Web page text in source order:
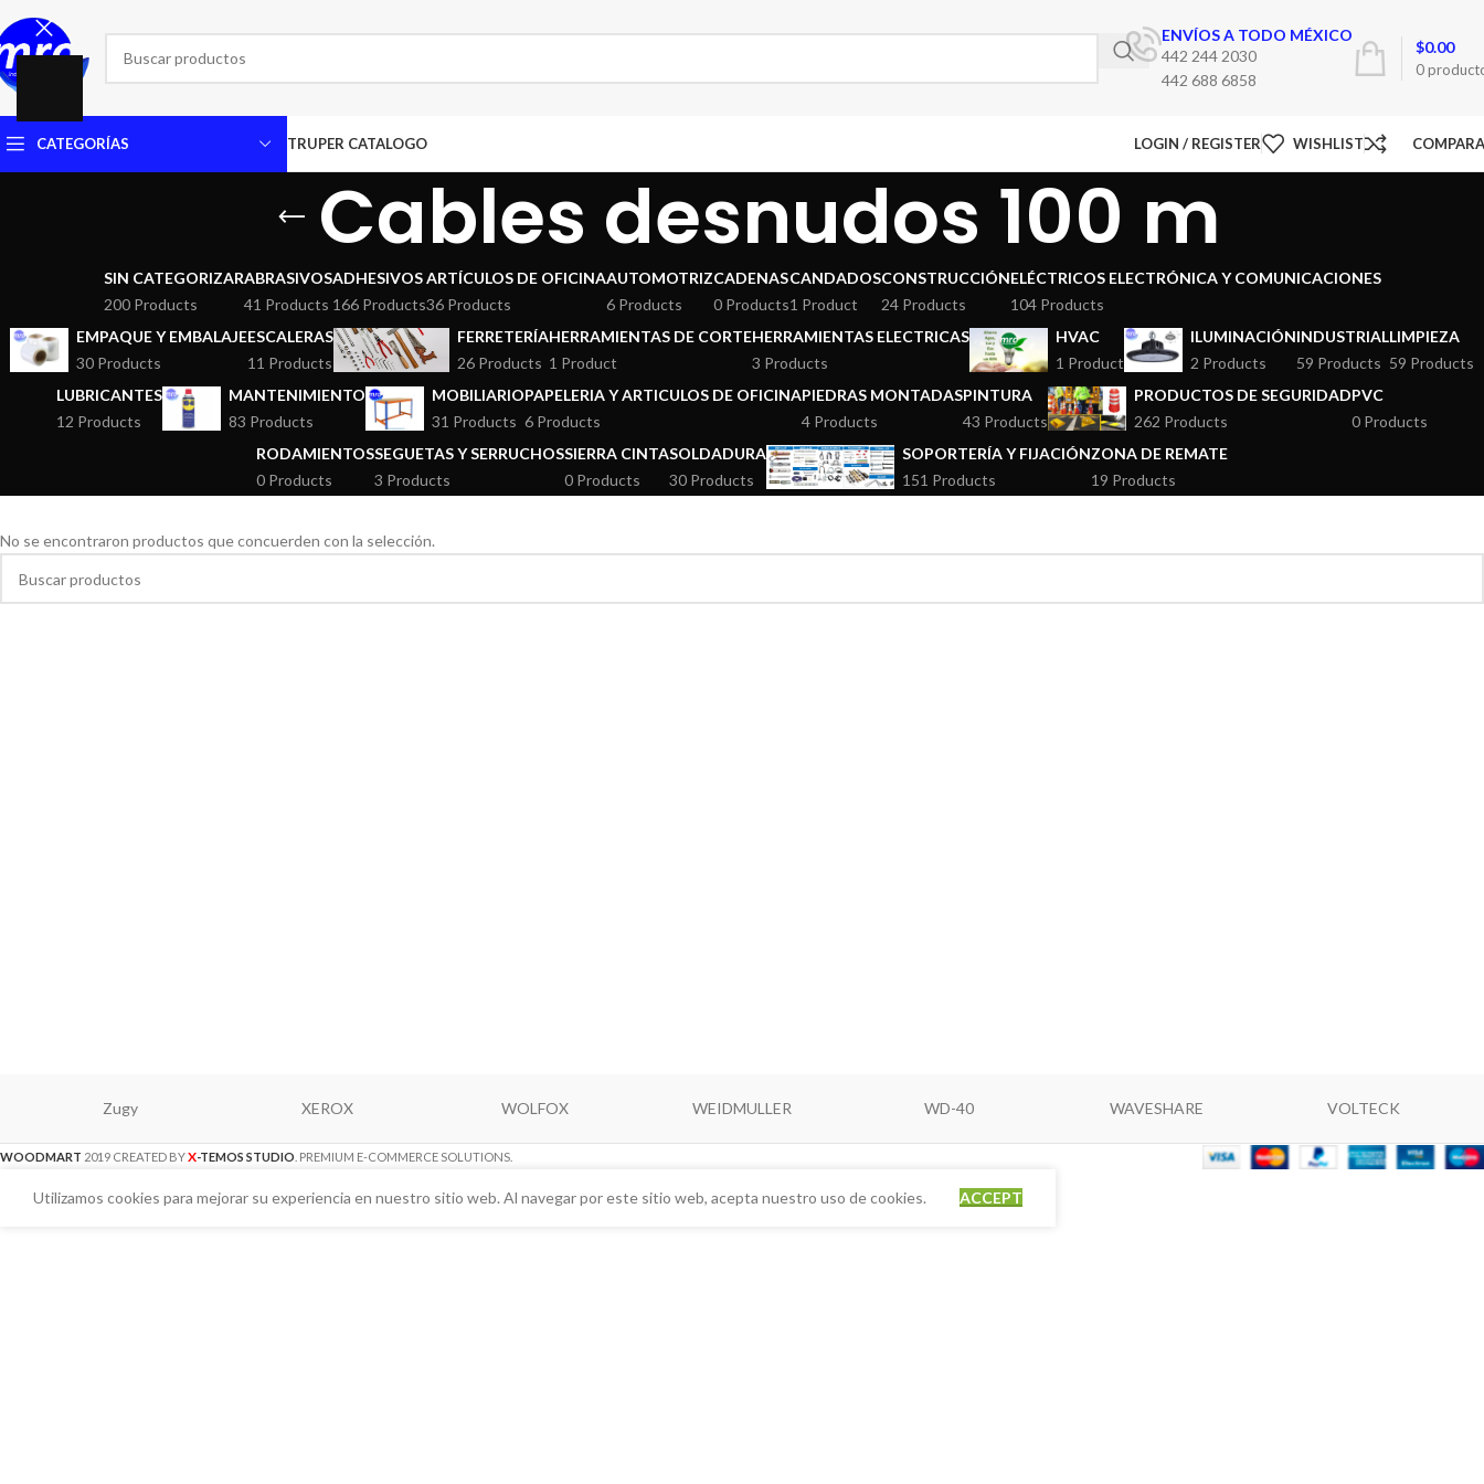
ENVÍOS A TODO MÉXICO
442 244 2030
442 688 6858
0
$0.00
CATEGORÍAS TRUPER CATALOGO LOGIN / REGISTER WISHLIST
Cables desnudos 100 m
SIN CATEGORIZAR
200 Products
ABRASIVOS
41 Products
ADHESIVOS
166 Products
ARTÍCULOS DE OFICINA
36 Products
AUTOMOTRIZ
6 Products
CADENAS
0 Products
CANDADOS
1 Product
CONSTRUCCIÓN
24 Products
ELÉCTRICOS ELECTRÓNICA Y COMUNICACIONES
104 Products
EMPAQUE Y EMBALAJE
30 Products
ESCALERAS
11 Products
FERRETERÍA
26 Products
HERRAMIENTAS DE CORTE
1 Product
HERRAMIENTAS ELECTRICAS
3 Products
HVAC
1 Product
ILUMINACIÓN
2 Products
INDUSTRIAL
59 Products
LIMPIEZA
59 Products
LUBRICANTES
12 Products
MANTENIMIENTO
83 Products
MOBILIARIO
31 Products
PAPELERIA Y ARTICULOS DE OFICINA
6 Products
PIEDRAS MONTADAS
4 Products
PINTURA
43 Products
PRODUCTOS DE SEGURIDAD
262 Products
PVC
0 Products
RODAMIENTOS
0 Products
SEGUETAS Y SERRUCHOS
3 Products
SIERRA CINTA
0 Products
SOLDADURA
30 Products
SOPORTERÍA Y FIJACIÓN
151 Products
ZONA DE REMATE
19 Products
No se encontraron productos que concuerden con la selección.
Zugy XEROX WOLFOX WEIDMULLER WD-40 WAVESHARE VOLTECK
WOODMART 2019 CREATED BYX-TEMOS STUDIO . PREMIUM E-COMMERCE SOLUTIONS.
Utilizamos cookies para mejorar su experiencia en nuestro sitio web. Al navegar por este sitio web, acepta nuestro uso de cookies. ACCEPT